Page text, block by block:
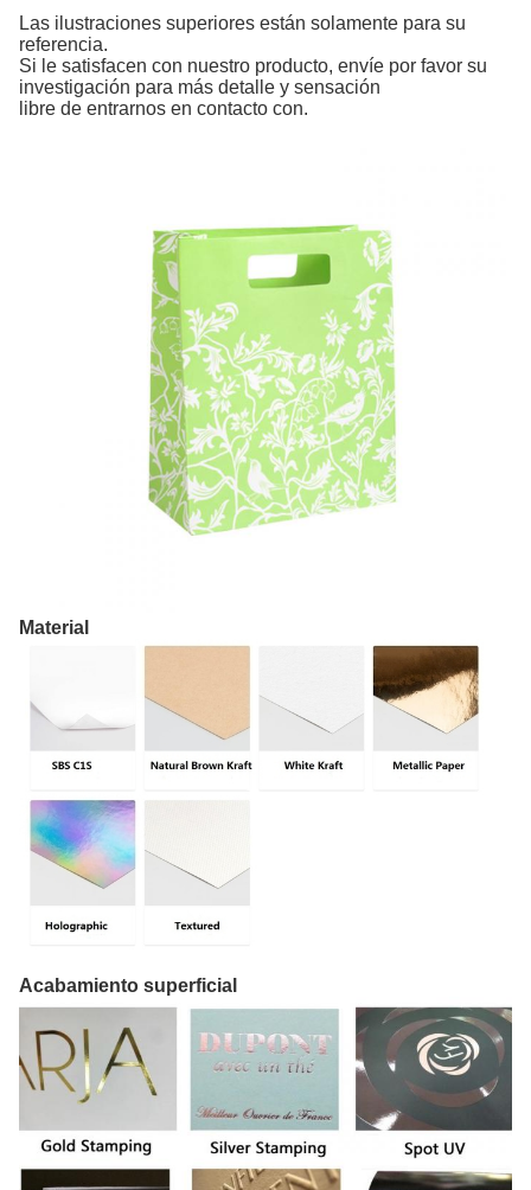
Las ilustraciones superiores están solamente para su
referencia.
Si le satisfacen con nuestro producto, envíe por favor su
investigación para más detalle y sensación
libre de entrarnos en contacto con.
Material
Acabamiento superficial